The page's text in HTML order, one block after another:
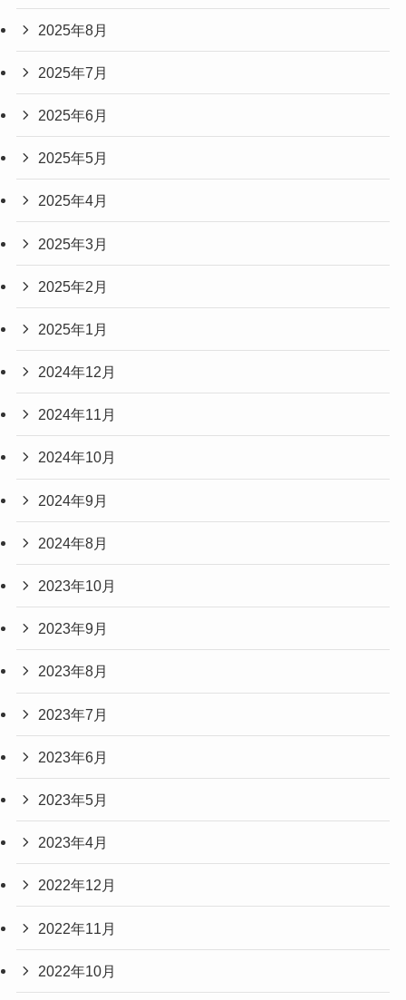
2025年8月
2025年7月
2025年6月
2025年5月
2025年4月
2025年3月
2025年2月
2025年1月
2024年12月
2024年11月
2024年10月
2024年9月
2024年8月
2023年10月
2023年9月
2023年8月
2023年7月
2023年6月
2023年5月
2023年4月
2022年12月
2022年11月
2022年10月